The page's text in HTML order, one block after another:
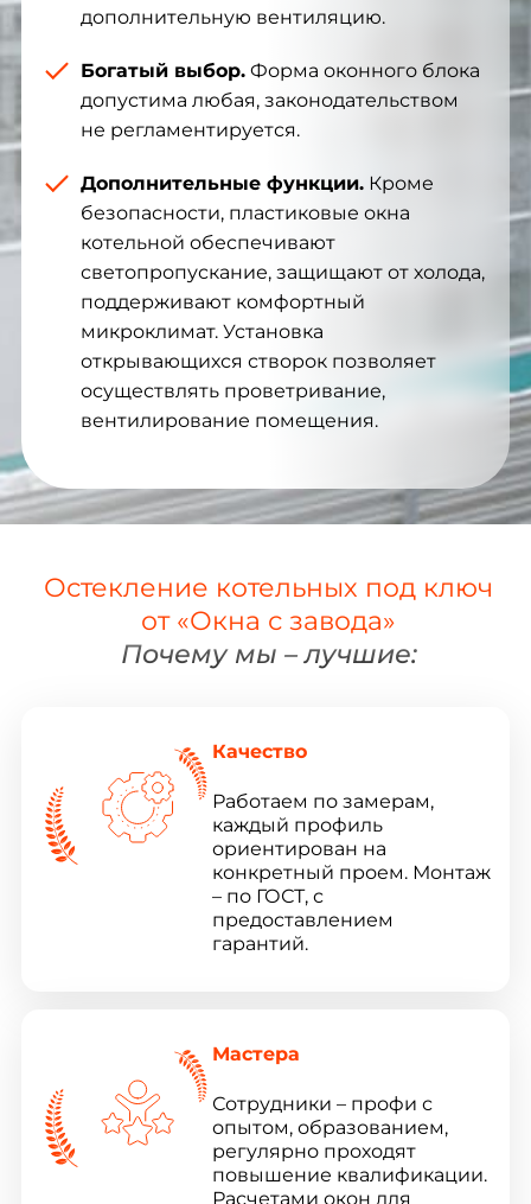
дополнительную вентиляцию.
Богатый выбор.Форма оконного блока
допустима любая, законодательством
не регламентируется.
Дополнительные функции.Кроме
безопасности, пластиковые окна
котельной обеспечивают
светопропускание, защищают от холода,
поддерживают комфортный
микроклимат. Установка
открывающихся створок позволяет
осуществлять проветривание,
вентилирование помещения.
Остекление котельных под ключ
от «Окна с завода»
Почему мы – лучшие:
Качество
Работаем по замерам,
каждый профиль
ориентирован на
конкретный проем. Монтаж
– по ГОСТ, с
предоставлением
гарантий.
Мастера
Сотрудники – профи с
опытом, образованием,
регулярно проходят
повышение квалификации.
Расчетами окон для